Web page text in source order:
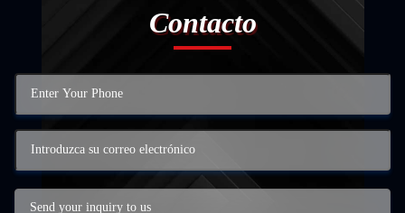
Contacto